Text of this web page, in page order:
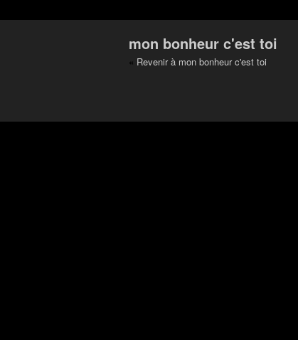
mon bonheur c'est toi
« Revenir à mon bonheur c'est toi